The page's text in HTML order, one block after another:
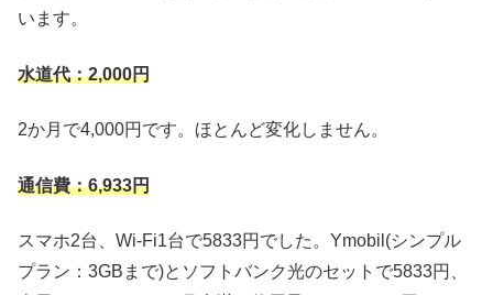
います。
水道代：2,000円
2か月で4,000円です。ほとんど変化しません。
通信費：6,933円
スマホ2台、Wi-Fi1台で5833円でした。Ymobil(シンプル
プラン：3GBまで)とソフトバンク光のセットで5833円、